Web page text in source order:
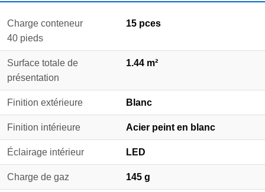
Charge conteneur
40 pieds
15 pces
Surface totale de
présentation
1.44 m²
Finition extérieure Blanc
Finition intérieure Acier peint en blanc
Éclairage intérieur LED
Charge de gaz 145 g